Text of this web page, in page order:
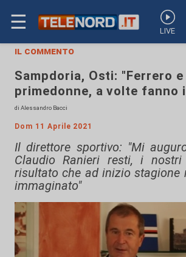
☰ LIVE
il commento
Sampdoria, Osti: "Ferrero
primedonne, a volte fanno
di Alessandro Bacci
Dom 11 Aprile 2021
Il direttore sportivo: "Mi
Claudio Ranieri resti, i
risultato che ad inizio stagione
immaginato"